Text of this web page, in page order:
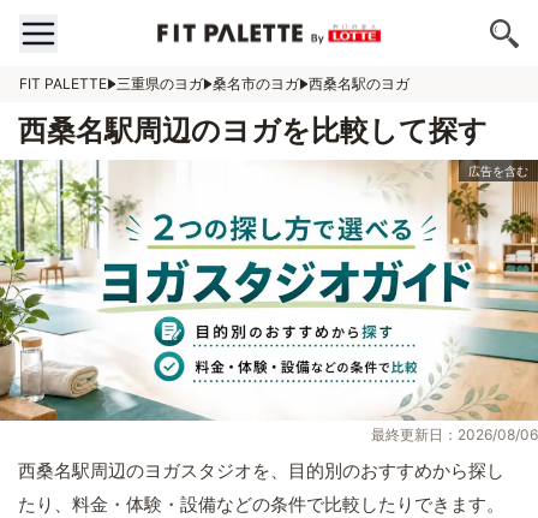
FIT PALETTE 三重県のヨガ 桑名市のヨガ 西桑名駅のヨガ
西桑名駅周辺のヨガを比較して探す
最終更新日：2026/08/06
西桑名駅周辺のヨガスタジオを、目的別のおすすめから探し
たり、料金・体験・設備などの条件で比較したりできます。